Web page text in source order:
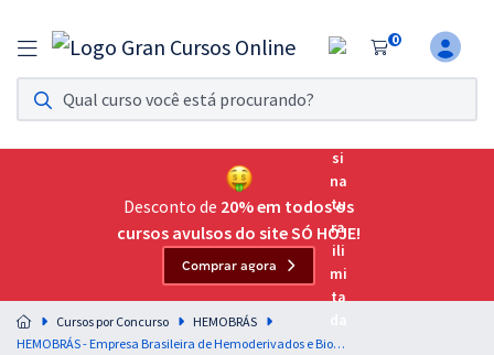
0
Assinatura Ilimitada 11
Acesso a todos os cursos. Teste grátis por 7 dias!
Assinatura OAB Até Passar
Acesso ilimitado a toda preparação para o Exame da
Residências Multiprofissionais
Preparação completa e intensiva para as principais
residências em saúde do Brasil
Desconto de 20% em todos os
cursos avulsos do site SÓ HOJE!
Comprar agora
Cursos por Concurso
HEMOBRÁS
HEMOBRÁS - Empresa Brasileira de Hemoderivados e Biotecnologia - Analista Administrativo de Assuntos Corporativos - Jornalismo